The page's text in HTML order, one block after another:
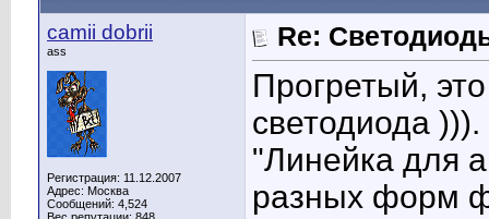
camii dobrii
ass
Регистрация: 11.12.2007
Адрес: Москва
Сообщений: 4,524
Re:
Прогретый,
светодиода ))).
"Линейка для
разных форм